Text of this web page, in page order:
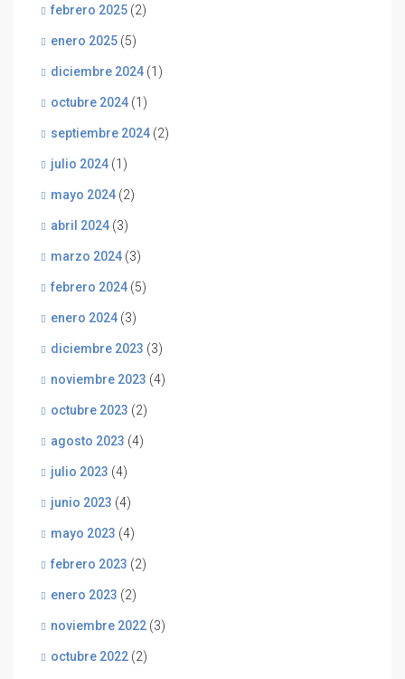
febrero 2025 (2)
enero 2025 (5)
diciembre 2024 (1)
octubre 2024 (1)
septiembre 2024 (2)
julio 2024 (1)
mayo 2024 (2)
abril 2024 (3)
marzo 2024 (3)
febrero 2024 (5)
enero 2024 (3)
diciembre 2023 (3)
noviembre 2023 (4)
octubre 2023 (2)
agosto 2023 (4)
julio 2023 (4)
junio 2023 (4)
mayo 2023 (4)
febrero 2023 (2)
enero 2023 (2)
noviembre 2022 (3)
octubre 2022 (2)